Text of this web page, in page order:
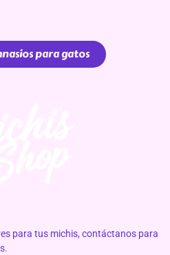
para gatos
para tus michis, contáctanos para